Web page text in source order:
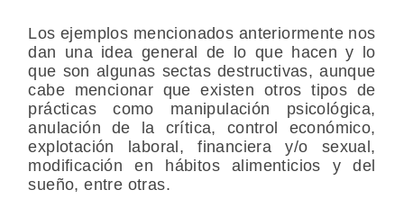
Los ejemplos mencionados anteriormente nos
dan una idea general de lo que hacen y lo
que son algunas sectas destructivas, aunque
cabe mencionar que existen otros tipos de
prácticas como manipulación psicológica,
anulación de la crítica, control económico,
explotación laboral, financiera y/o sexual,
modificación en hábitos alimenticios y del
sueño, entre otras.